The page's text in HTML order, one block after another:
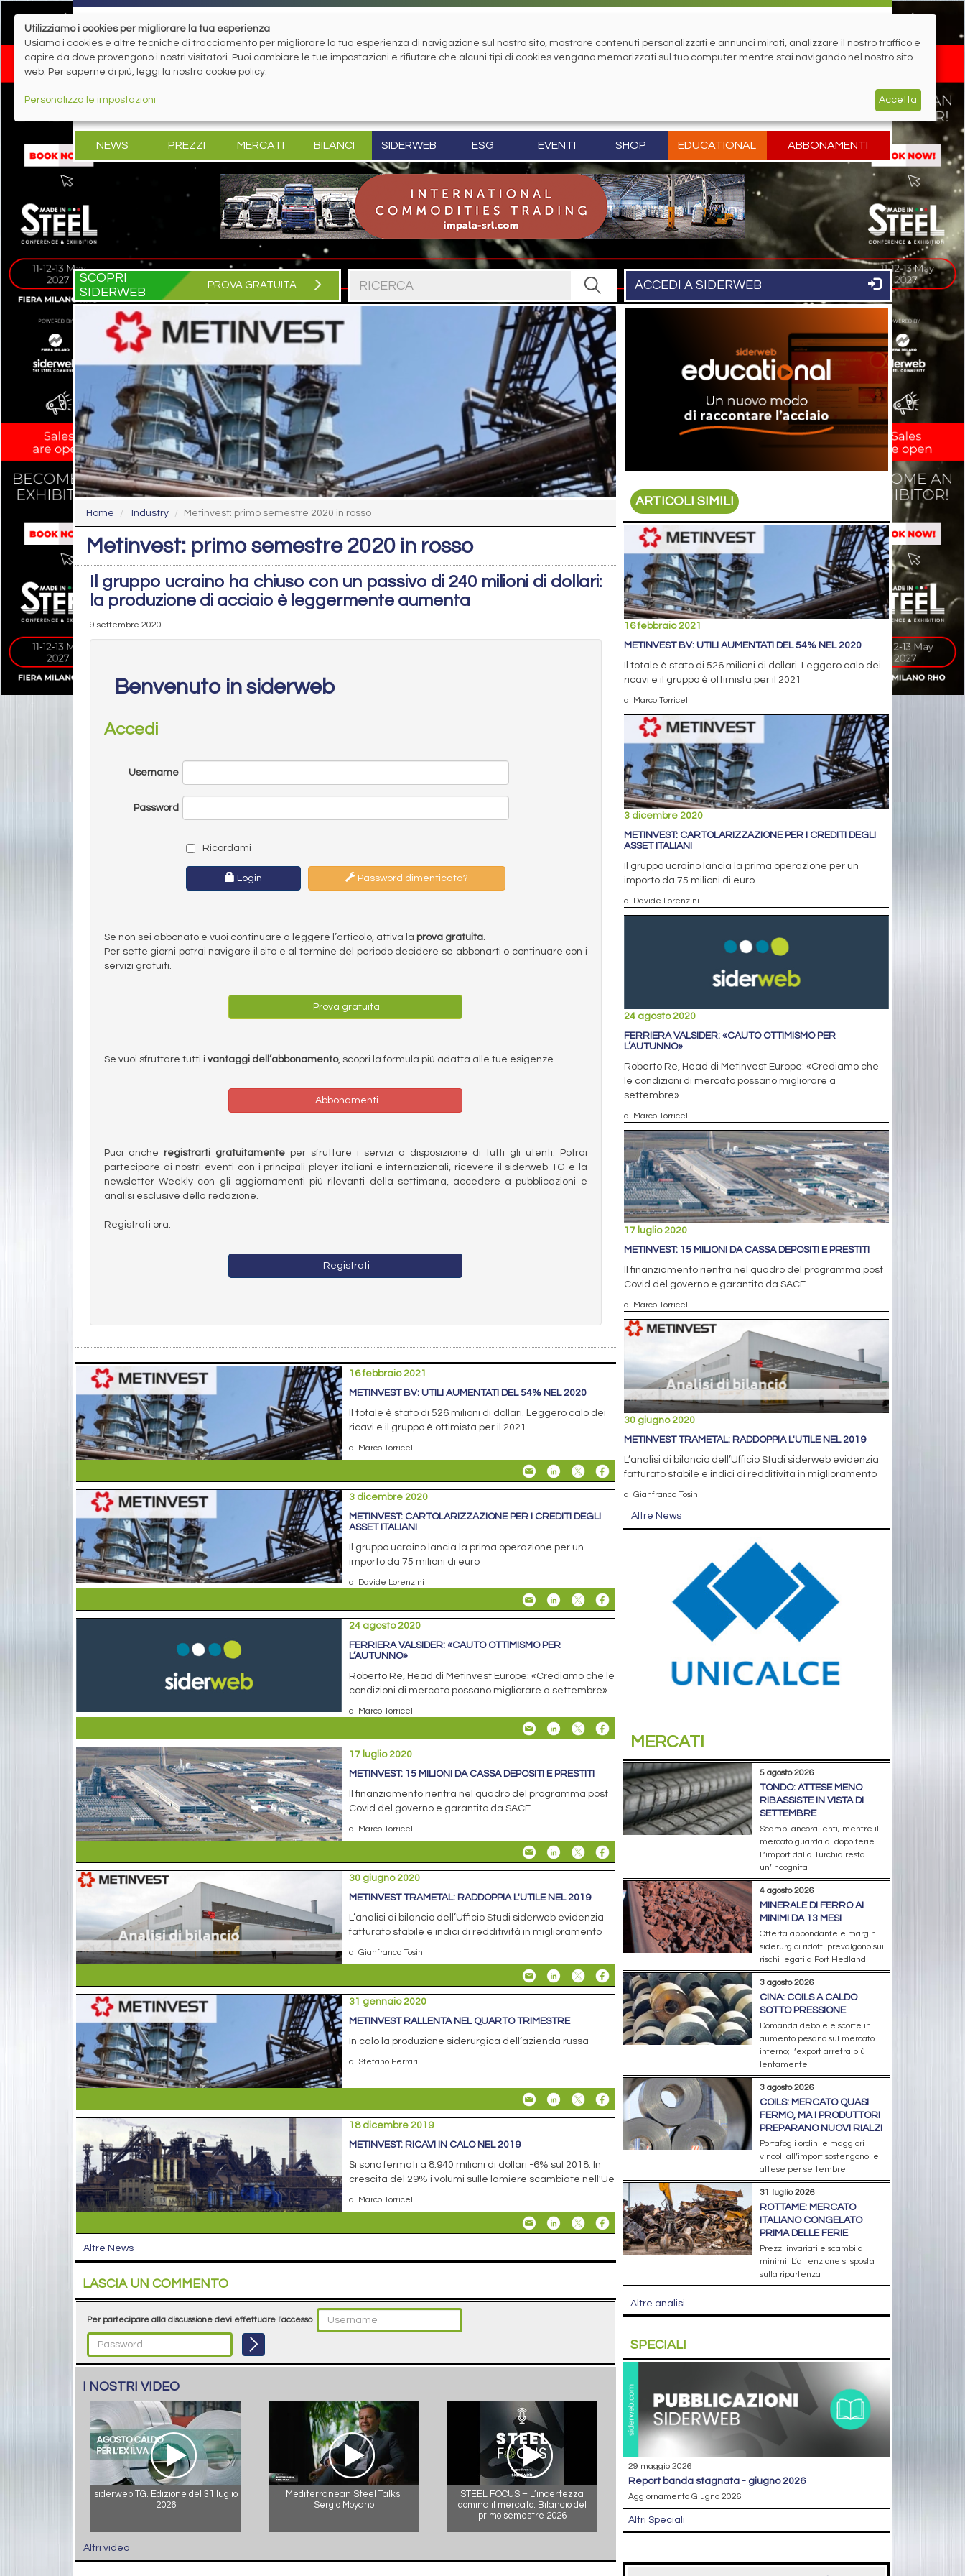
NEWS PREZZI MERCATI BILANCI SIDERWEB ESG EVENTI SHOP EDUCATIONAL ABBONAMENTI
SCOPRI
SIDERWEB
PROVA GRATUITA ACCEDI A SIDERWEB
Home Industry Metinvest: primo semestre 2020 in rosso
Metinvest: primo semestre 2020 in rosso
Il gruppo ucraino ha chiuso con un passivo di 240 milioni di dollari:
la produzione di acciaio è leggermente aumenta
9 settembre 2020
Benvenuto in siderweb
Accedi
Username
Password
Ricordami
Login Password dimenticata?
Se non sei abbonato e vuoi continuare a leggere l’articolo, attiva la prova gratuita.
Per sette giorni potrai navigare il sito e al termine del periodo decidere se abbonarti o continuare con i
servizi gratuiti.
Prova gratuita
Se vuoi sfruttare tutti i vantaggi dell’abbonamento, scopri la formula più adatta alle tue esigenze.
Abbonamenti
Puoi anche registrarti gratuitamenteper sfruttare i servizi a disposizione di tutti gli utenti. Potrai
partecipare ai nostri eventi con i principali player italiani e internazionali, ricevere il siderweb TG e la
newsletter Weekly con gli aggiornamenti più rilevanti della settimana, accedere a pubblicazioni e
analisi esclusive della redazione.
Registrati ora.
Registrati
16 febbraio 2021
METINVEST BV: UTILI AUMENTATI DEL 54% NEL 2020
Il totale è stato di 526 milioni di dollari. Leggero calo dei
ricavi e il gruppo è ottimista per il 2021
di Marco Torricelli
3 dicembre 2020
METINVEST: CARTOLARIZZAZIONE PER I CREDITI DEGLI
ASSET ITALIANI
Il gruppo ucraino lancia la prima operazione per un
importo da 75 milioni di euro
di Davide Lorenzini
24 agosto 2020
FERRIERA VALSIDER: «CAUTO OTTIMISMO PER
L’AUTUNNO»
Roberto Re, Head di Metinvest Europe: «Crediamo che le
condizioni di mercato possano migliorare a settembre»
di Marco Torricelli
17 luglio 2020
METINVEST: 15 MILIONI DA CASSA DEPOSITI E PRESTITI
Il finanziamento rientra nel quadro del programma post
Covid del governo e garantito da SACE
di Marco Torricelli
30 giugno 2020
METINVEST TRAMETAL: RADDOPPIA L'UTILE NEL 2019
L’analisi di bilancio dell’Ufficio Studi siderweb evidenzia
fatturato stabile e indici di redditività in miglioramento
di Gianfranco Tosini
31 gennaio 2020
METINVEST RALLENTA NEL QUARTO TRIMESTRE
In calo la produzione siderurgica dell’azienda russa
di Stefano Ferrari
18 dicembre 2019
METINVEST: RICAVI IN CALO NEL 2019
Si sono fermati a 8.940 milioni di dollari -6% sul 2018. In
crescita del 29% i volumi sulle lamiere scambiate nell'Ue
di Marco Torricelli
Altre News
LASCIA UN COMMENTO
Per partecipare alla discussione devi effettuare l'accesso
I NOSTRI VIDEO
siderweb TG. Edizione del 31 luglio
2026
Mediterranean Steel Talks:
Sergio Moyano
STEEL FOCUS – L’incertezza
domina il mercato. Bilancio del
primo semestre 2026
Altri video
ARTICOLI SIMILI
16 febbraio 2021
METINVEST BV: UTILI AUMENTATI DEL 54% NEL 2020
Il totale è stato di 526 milioni di dollari. Leggero calo dei
ricavi e il gruppo è ottimista per il 2021
di Marco Torricelli
3 dicembre 2020
METINVEST: CARTOLARIZZAZIONE PER I CREDITI DEGLI
ASSET ITALIANI
Il gruppo ucraino lancia la prima operazione per un
importo da 75 milioni di euro
di Davide Lorenzini
24 agosto 2020
FERRIERA VALSIDER: «CAUTO OTTIMISMO PER
L’AUTUNNO»
Roberto Re, Head di Metinvest Europe: «Crediamo che
le condizioni di mercato possano migliorare a
settembre»
di Marco Torricelli
17 luglio 2020
METINVEST: 15 MILIONI DA CASSA DEPOSITI E PRESTITI
Il finanziamento rientra nel quadro del programma post
Covid del governo e garantito da SACE
di Marco Torricelli
30 giugno 2020
METINVEST TRAMETAL: RADDOPPIA L'UTILE NEL 2019
L’analisi di bilancio dell’Ufficio Studi siderweb evidenzia
fatturato stabile e indici di redditività in miglioramento
di Gianfranco Tosini
Altre News
MERCATI
5 agosto 2026
TONDO: ATTESE MENO
RIBASSISTE IN VISTA DI
SETTEMBRE
Scambi ancora lenti, mentre il
mercato guarda al dopo ferie.
L’import dalla Turchia resta
un’incognita
4 agosto 2026
MINERALE DI FERRO AI
MINIMI DA 13 MESI
Offerta abbondante e margini
siderurgici ridotti prevalgono sui
rischi legati a Port Hedland
3 agosto 2026
CINA: COILS A CALDO
SOTTO PRESSIONE
Domanda debole e scorte in
aumento pesano sul mercato
interno; l’export arretra più
lentamente
3 agosto 2026
COILS: MERCATO QUASI
FERMO, MA I PRODUTTORI
PREPARANO NUOVI RIALZI
Portafogli ordini e maggiori
vincoli all’import sostengono le
attese per settembre
31 luglio 2026
ROTTAME: MERCATO
ITALIANO CONGELATO
PRIMA DELLE FERIE
Prezzi invariati e scambi ai
minimi. L’attenzione si sposta
sulla ripartenza
Altre analisi
SPECIALI
29 maggio 2026
report banda stagnata - giugno 2026
Aggiornamento Giugno 2026
Altri Speciali
Utilizziamo i cookies per migliorare la tua esperienza
Usiamo i cookies e altre tecniche di tracciamento per migliorare la tua esperienza di navigazione sul nostro sito, mostrare contenuti personalizzati e annunci mirati, analizzare il nostro traffico e
capire da dove provengono i nostri visitatori. Puoi cambiare le tue impostazioni e rifiutare che alcuni tipi di cookies vengano memorizzati sul tuo computer mentre stai navigando nel nostro sito
web. Per saperne di più, leggi la nostra cookie policy.
Personalizza le impostazioni Accetta